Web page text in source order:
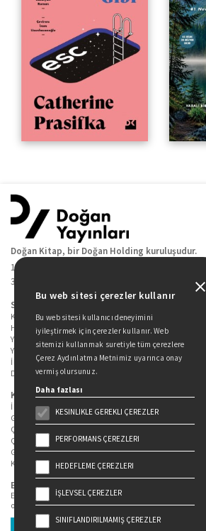
Doğan Kitap, bir Doğan Holding kuruluşudur.
19 Mayıs Cad. Golden Plaza No:1 Kat:10
34360 / Şişli / İstanbul
Sitede Yer Alan Sayfalar
Kitaplarımız
Hakkımızda
Yazarlarımız
Yazar Adayları İçin
İletişim
Duygu Asena Roman Ödülü
Kişisel Verilerin Korunması
İlgili Kişi Başvuru Formu
Genel Aydınlatma Metni
Çekiliş Aydınlatma Metni
Çerez Aydınlatma Metni
Gizlilik Politikası
Kullanım Şartları
Bizi Takip Edin...
En güncel kitap ve etkinliklerden haberdar olmak
olun.
Üye Ol
Bu web sitesi çerezler kullanır
Bu web sitesi kullanıcı deneyimini
iyileştirmek için çerezler kullanır. Web
sitemizi kullanmak suretiyle tüm çerezlere
Çerez Aydınlatma Metnimiz uyarınca onay
vermiş olursunuz.
Daha fazlası
KESINLIKLE GEREKLI ÇEREZLER
PERFORMANS ÇEREZLERI
HEDEFLEME ÇEREZLERI
İŞLEVSEL ÇEREZLER
SINIFLANDIRILMAMIŞ ÇEREZLER